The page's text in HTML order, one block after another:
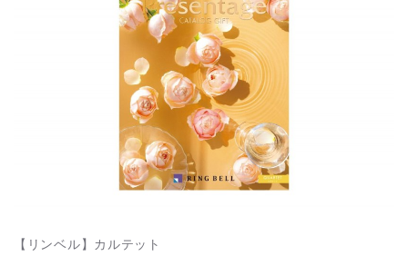
【リンベル】カルテット